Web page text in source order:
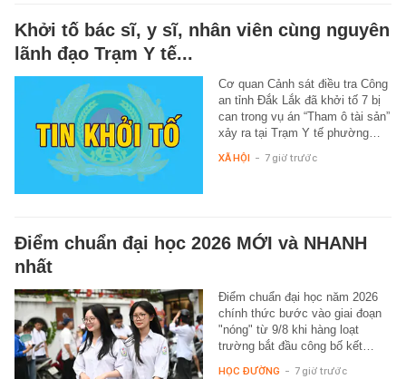
Khởi tố bác sĩ, y sĩ, nhân viên cùng nguyên
lãnh đạo Trạm Y tế...
Cơ quan Cảnh sát điều tra Công
an tỉnh Đắk Lắk đã khởi tố 7 bị
can trong vụ án “Tham ô tài sản”
xảy ra tại Trạm Y tế phường…
XÃ HỘI - 7 giờ trước
Điểm chuẩn đại học 2026 MỚI và NHANH
nhất
Điểm chuẩn đại học năm 2026
chính thức bước vào giai đoạn
"nóng" từ 9/8 khi hàng loạt
trường bắt đầu công bố kết…
HỌC ĐƯỜNG - 7 giờ trước